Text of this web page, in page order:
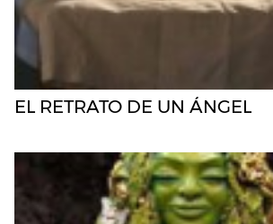
EL RETRATO DE UN ÁNGEL